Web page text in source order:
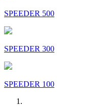
SPEEDER 500
SPEEDER 300
SPEEDER 100